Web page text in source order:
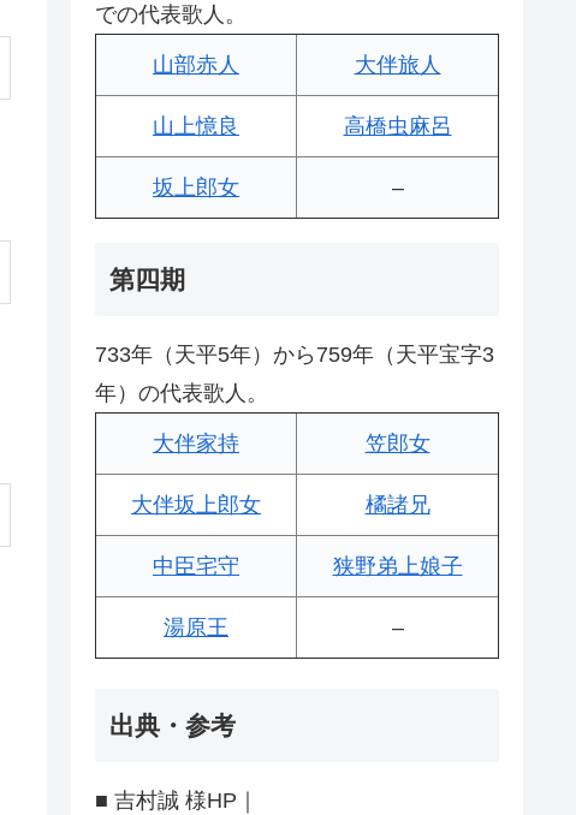
での代表歌人。
山部赤人 大伴旅人
山上憶良 高橋虫麻呂
坂上郎女 –
第四期
733年（天平5年）から759年（天平宝字3
年）の代表歌人。
大伴家持 笠郎女
大伴坂上郎女 橘諸兄
中臣宅守 狭野弟上娘子
湯原王 –
出典・参考
■ 吉村誠 様HP｜